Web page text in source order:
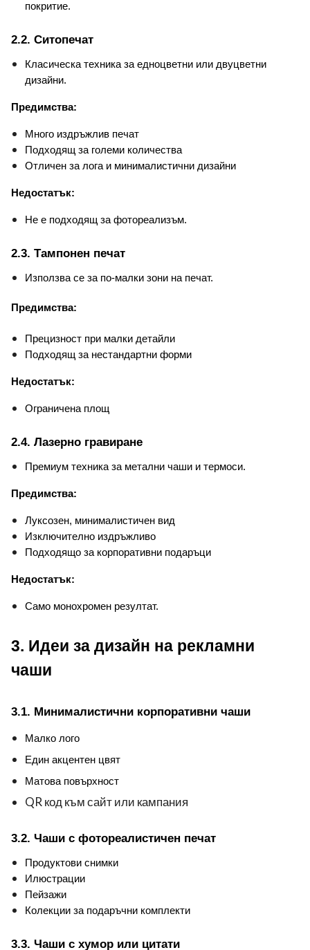
покритие.
2.2. Ситопечат
Класическа техника за едноцветни или двуцветни
дизайни.
Предимства:
Много издръжлив печат
Подходящ за големи количества
Отличен за лога и минималистични дизайни
Недостатък:
Не е подходящ за фотореализъм.
2.3. Тампонен печат
Използва се за по-малки зони на печат.
Предимства:
Прецизност при малки детайли
Подходящ за нестандартни форми
Недостатък:
Ограничена площ
2.4. Лазерно гравиране
Премиум техника за метални чаши и термоси.
Предимства:
Луксозен, минималистичен вид
Изключително издръжливо
Подходящо за корпоративни подаръци
Недостатък:
Само монохромен резултат.
3. Идеи за дизайн на рекламни
чаши
3.1. Минималистични корпоративни чаши
Малко лого
Един акцентен цвят
Матова повърхност
QR код към сайт или кампания
3.2. Чаши с фотореалистичен печат
Продуктови снимки
Илюстрации
Пейзажи
Колекции за подаръчни комплекти
3.3. Чаши с хумор или цитати